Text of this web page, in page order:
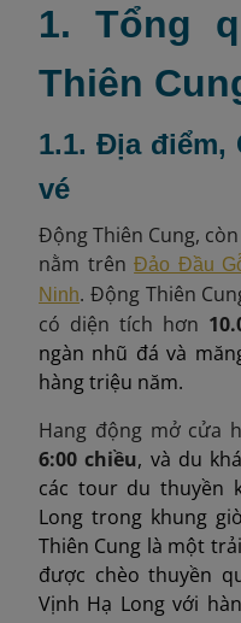
1. Tổng
Thiên
1.1. Địa điểm,
vé
Động Thiên Cung,
nằm trênĐảo Đầu
Ninh. Động Thiên
có diện tích hơn
ngàn nhũ đá và
hàng triệu năm.
Hang động mở cửa
6:00 chiều, và du
các tour du thuyền
Long trong khung
Thiên Cung là một
được chèo thuyền
Vịnh Hạ Long với